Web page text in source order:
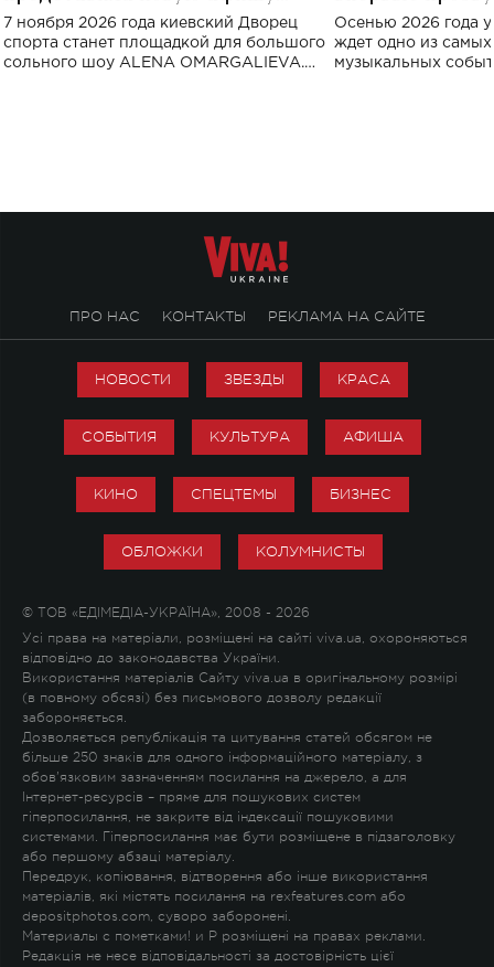
большого концерта во Дворце
спорта
7 ноября 2026 года киевский Дворец
спорта станет площадкой для большого
сольного шоу ALENA OMARGALIEVA.
Украине: где
Осенью 2026 года
ждет одно из
музыкальных
ПРО НАС КОНТАКТЫ РЕКЛАМА НА САЙТЕ
НОВОСТИ ЗВЕЗДЫ КРАСА
СОБЫТИЯ КУЛЬТУРА АФИША
КИНО СПЕЦТЕМЫ БИЗНЕС
ОБЛОЖКИ КОЛУМНИСТЫ
© ТОВ «ЕДІМЕДІА-УКРАЇНА», 2008 - 2026
Усі права на матеріали, розміщені на сайті viva.ua, охороняються
відповідно до законодавства України.
Використання матеріалів Сайту viva.ua в оригінальному розмірі
(в повному обсязі) без письмового дозволу редакції
забороняється.
Дозволяється републікація та цитування статей обсягом не
більше 250 знаків для одного інформаційного матеріалу, з
обов'язковим зазначенням посилання на джерело, а для
Інтернет-ресурсів – пряме для пошукових систем
гіперпосилання, не закрите від індексації пошуковими
системами. Гіперпосилання має бути розміщене в підзаголовку
або першому абзаці матеріалу.
Передрук, копіювання, відтворення або інше використання
матеріалів, які містять посилання на rexfeatures.com або
depositphotos.com, суворо заборонені.
Материалы с пометками! и P розміщені на правах реклами.
Редакція не несе відповідальності за достовірність цієї